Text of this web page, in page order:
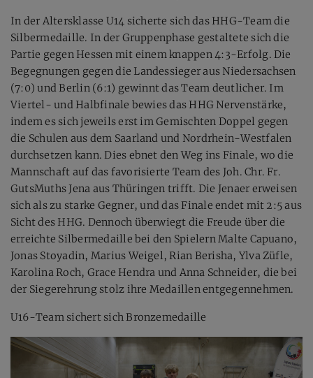
In der Altersklasse U14 sicherte sich das HHG-Team die
Silbermedaille. In der Gruppenphase gestaltete sich die
Partie gegen Hessen mit einem knappen 4:3-Erfolg. Die
Begegnungen gegen die Landessieger aus Niedersachsen
(7:0) und Berlin (6:1) gewinnt das Team deutlicher. Im
Viertel- und Halbfinale bewies das HHG Nervenstärke,
indem es sich jeweils erst im Gemischten Doppel gegen
die Schulen aus dem Saarland und Nordrhein-Westfalen
durchsetzen kann. Dies ebnet den Weg ins Finale, wo die
Mannschaft auf das favorisierte Team des Joh. Chr. Fr.
GutsMuths Jena aus Thüringen trifft. Die Jenaer erweisen
sich als zu starke Gegner, und das Finale endet mit 2:5 aus
Sicht des HHG. Dennoch überwiegt die Freude über die
erreichte Silbermedaille bei den Spielern Malte Capuano,
Jonas Stoyadin, Marius Weigel, Rian Berisha, Ylva Züfle,
Karolina Roch, Grace Hendra und Anna Schneider, die bei
der Siegerehrung stolz ihre Medaillen entgegennehmen.
U16-Team sichert sich Bronzemedaille